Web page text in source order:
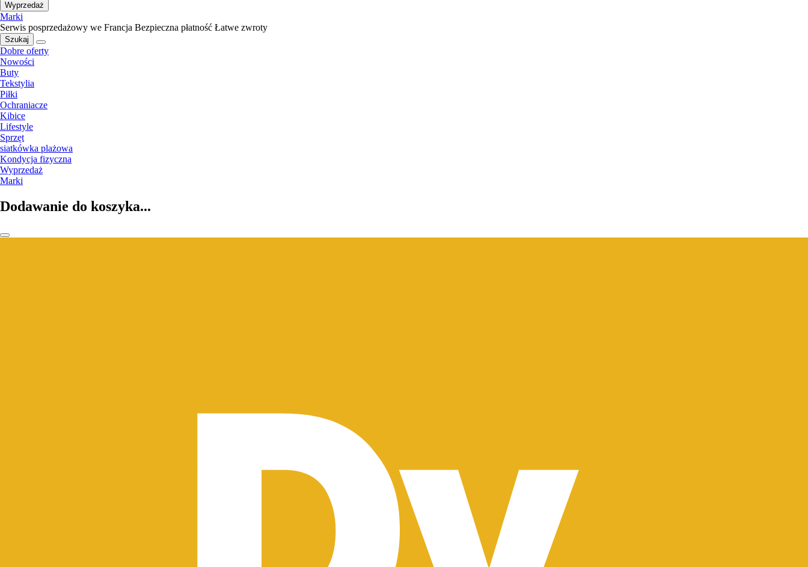
Wyprzedaż
Marki
Serwis posprzedażowy we Francja Bezpieczna płatność Łatwe zwroty
Szukaj
Dobre oferty
Nowości
Buty
Tekstylia
Piłki
Ochraniacze
Kibice
Lifestyle
Sprzęt
siatkówka plażowa
Kondycja fizyczna
Wyprzedaż
Marki
Dodawanie do koszyka...